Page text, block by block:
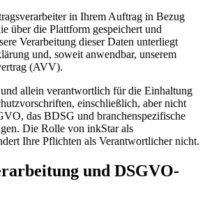
in Ihrem Auftrag in Bezug
über die Plattform gespeichert und
Verarbeitung dieser Daten unterliegt
und, soweit anwendbar, unserem
(AVV).
allein verantwortlich für die Einhaltung
einschließlich, aber nicht
das BDSG und branchenspezifische
Die Rolle von inkStar als
Ihre Pflichten als Verantwortlicher nicht.
und DSGVO-